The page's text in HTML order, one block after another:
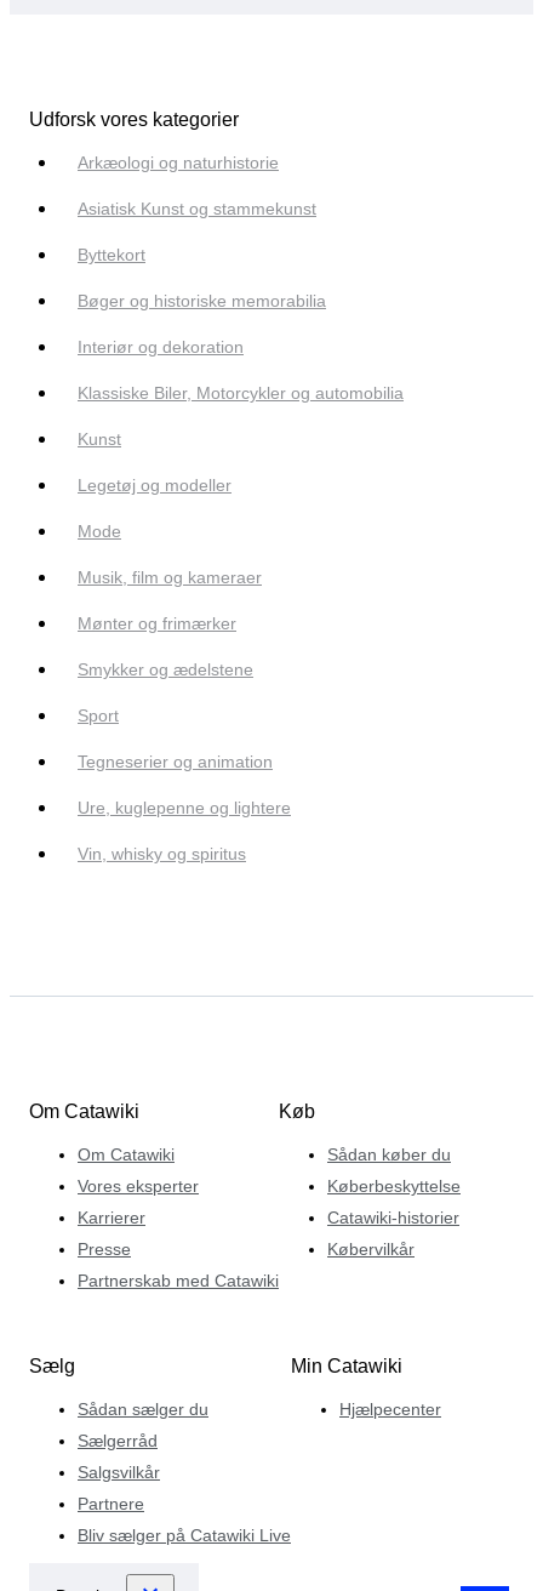
Udforsk vores kategorier
Arkæologi og naturhistorie
Asiatisk Kunst og stammekunst
Byttekort
Bøger og historiske memorabilia
Interiør og dekoration
Klassiske Biler, Motorcykler og automobilia
Kunst
Legetøj og modeller
Mode
Musik, film og kameraer
Mønter og frimærker
Smykker og ædelstene
Sport
Tegneserier og animation
Ure, kuglepenne og lightere
Vin, whisky og spiritus
Om Catawiki
Om Catawiki
Vores eksperter
Karrierer
Presse
Partnerskab med Catawiki
Køb
Sådan køber du
Køberbeskyttelse
Catawiki-historier
Købervilkår
Sælg
Sådan sælger du
Sælgerråd
Salgsvilkår
Partnere
Bliv sælger på Catawiki Live
Min Catawiki
Hjælpecenter